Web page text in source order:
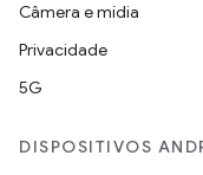
Câmera e mídia
Privacidade
5G
DISPOSITIVOS